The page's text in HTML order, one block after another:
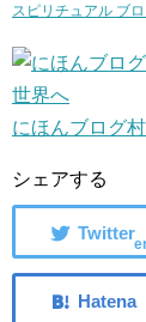
スピリチュアル ブ
にほんブログ村
シェアする